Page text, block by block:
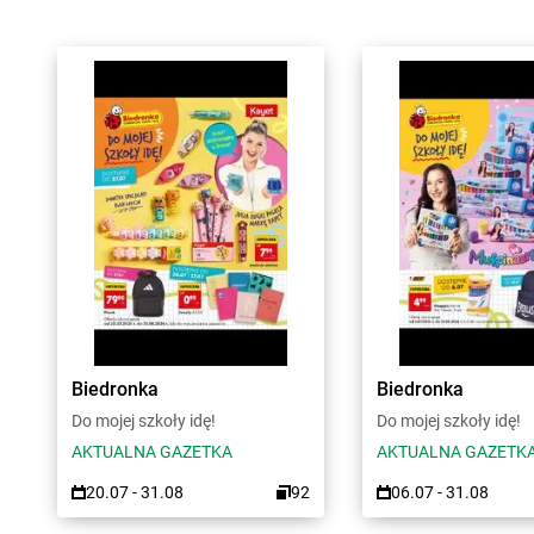
Biedronka
Do mojej szkoły idę!
AKTUALNA GAZETKA
20.07 - 31.08 92
Biedronka
Do mojej szkoły idę!
AKTUALNA
06.07 - 31.08